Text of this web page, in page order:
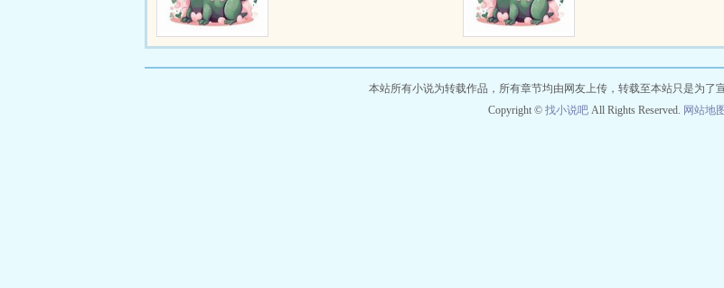
本站所有小说为转载作品，所有章节均由网友上传，转载至本站只是为了
Copyright © 找小说吧 All Rights Reserved. 网站地图